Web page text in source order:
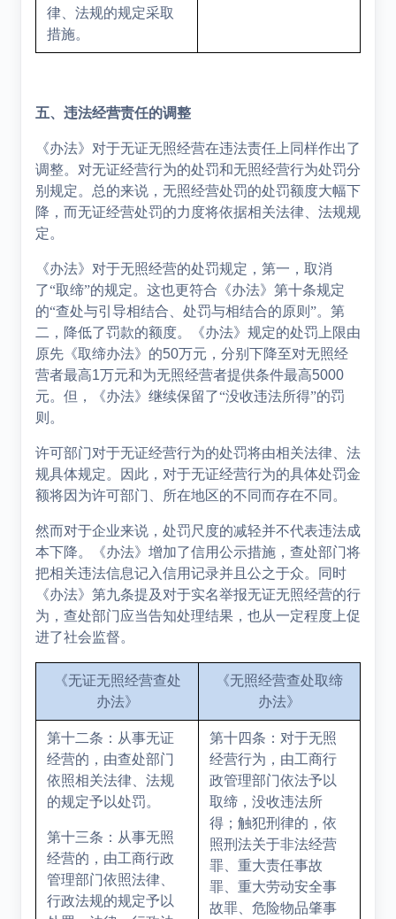
律、法规的规定采取
措施。
五、违法经营责任的调整
《办法》对于无证无照经营在违法责任上同样作出了
调整。对无证经营行为的处罚和无照经营行为处罚分
别规定。总的来说，无照经营处罚的处罚额度大幅下
降，而无证经营处罚的力度将依据相关法律、法规规
定。
《办法》对于无照经营的处罚规定，第一，取消
了“取缔”的规定。这也更符合《办法》第十条规定
的“查处与引导相结合、处罚与相结合的原则”。第
二，降低了罚款的额度。《办法》规定的处罚上限由
原先《取缔办法》的50万元，分别下降至对无照经
营者最高1万元和为无照经营者提供条件最高5000
元。但，《办法》继续保留了“没收违法所得”的罚
则。
许可部门对于无证经营行为的处罚将由相关法律、法
规具体规定。因此，对于无证经营行为的具体处罚金
额将因为许可部门、所在地区的不同而存在不同。
然而对于企业来说，处罚尺度的减轻并不代表违法成
本下降。《办法》增加了信用公示措施，查处部门将
把相关违法信息记入信用记录并且公之于众。同时
《办法》第九条提及对于实名举报无证无照经营的行
为，查处部门应当告知处理结果，也从一定程度上促
进了社会监督。
《无证无照经营查处
办法》
《无照经营查处取缔
办法》
第十二条：从事无证
经营的，由查处部门
依照相关法律、法规
的规定予以处罚。
第十三条：从事无照
经营的，由工商行政
管理部门依照法律、
行政法规的规定予以
第十四条：对于无照
经营行为，由工商行
政管理部门依法予以
取缔，没收违法所
得；触犯刑律的，依
照刑法关于非法经营
罪、重大责任事故
罪、重大劳动安全事
故罪、危险物品肇事